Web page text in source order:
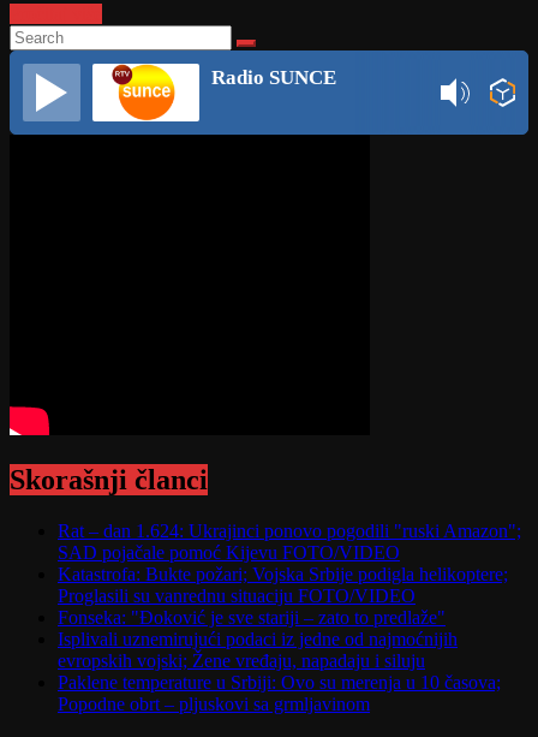
Radio SUNCE
Skorašnji članci
Rat – dan 1.624: Ukrajinci ponovo pogodili "ruski Amazon";
SAD pojačale pomoć Kijevu FOTO/VIDEO
Katastrofa: Bukte požari; Vojska Srbije podigla helikoptere;
Proglasili su vanrednu situaciju FOTO/VIDEO
Fonseka: "Đoković je sve stariji – zato to predlaže"
Isplivali uznemirujući podaci iz jedne od najmoćnijih
evropskih vojski; Žene vređaju, napadaju i siluju
Paklene temperature u Srbiji: Ovo su merenja u 10 časova;
Popodne obrt – pljuskovi sa grmljavinom